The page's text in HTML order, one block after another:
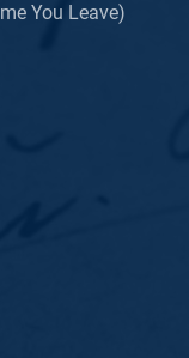
You Leave)